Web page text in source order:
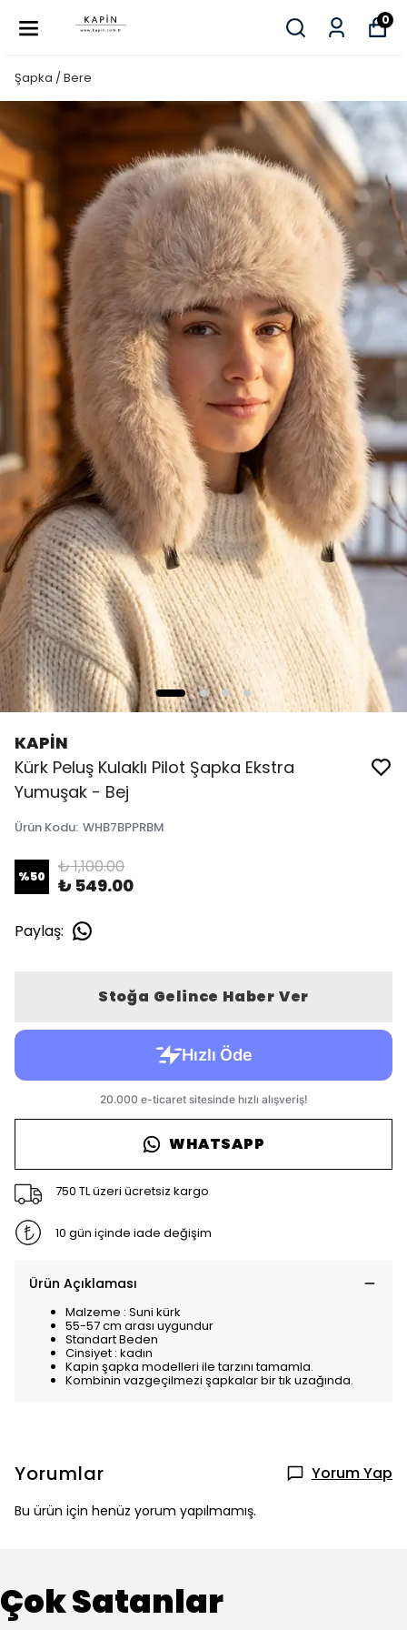
0
Şapka / Bere
KAPİN
Kürk Peluş Kulaklı Pilot Şapka Ekstra
Yumuşak - Bej
Ürün Kodu: WHB7BPPRBM
%50 ₺ 1,100.00
₺ 549.00
Paylaş:
Stoğa Gelince Haber Ver
WHATSAPP
750 TL üzeri ücretsiz kargo
10 gün içinde iade değişim
Ürün Açıklaması
Malzeme : Suni kürk
55-57 cm arası uygundur
Standart Beden
Cinsiyet : kadın
Kapin şapka modelleri ile tarzını tamamla.
Kombinin vazgeçilmezi şapkalar bir tık uzağında.
Yorumlar Yorum Yap
Bu ürün için henüz yorum yapılmamış.
Çok Satanlar